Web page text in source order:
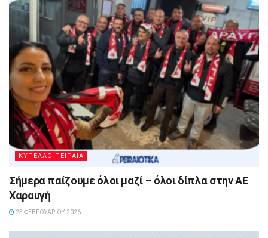
ΚΥΠΕΛΛΟ ΠΕΙΡΑΙΑ
Σήμερα παίζουμε όλοι μαζί – όλοι δίπλα στην ΑΕ
Χαραυγή
25 ΦΕΒΡΟΥΑΡΊΟΥ, 2026